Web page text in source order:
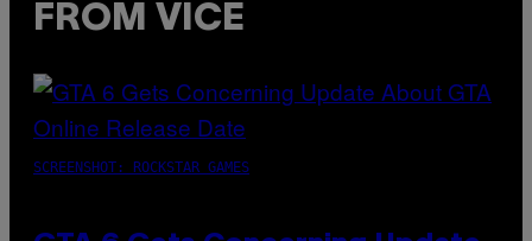
FROM VICE
SCREENSHOT: ROCKSTAR GAMES